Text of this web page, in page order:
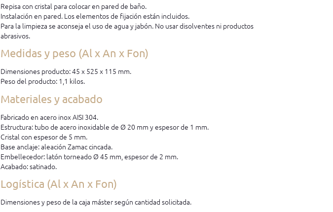
Repisa con cristal para colocar en pared de baño.
Instalación en pared. Los elementos de fijación están incluidos.
Para la limpieza se aconseja el uso de agua y jabón. No usar disolventes ni productos
abrasivos.
Medidas y peso (Al x An x Fon)
Dimensiones producto: 45 x 525 x 115 mm.
Peso del producto: 1,1 kilos.
Materiales y acabado
Fabricado en acero inox AISI 304.
Estructura: tubo de acero inoxidable de Ø 20 mm y espesor de 1 mm.
Cristal con espesor de 5 mm.
Base anclaje: aleación Zamac cincada.
Embellecedor: latón torneado Ø 45 mm, espesor de 2 mm.
Acabado: satinado.
Logística (Al x An x Fon)
Dimensiones y peso de la caja máster según cantidad solicitada.